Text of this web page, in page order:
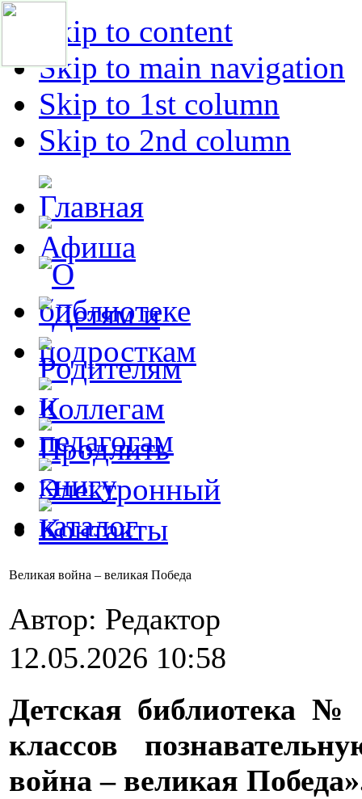
Skip to content
Skip to main navigation
Skip to 1st column
Skip to 2nd column
Великая война – великая Победа
Автор: Редактор
12.05.2026 10:58
Детская библиотека
классов
война – великая